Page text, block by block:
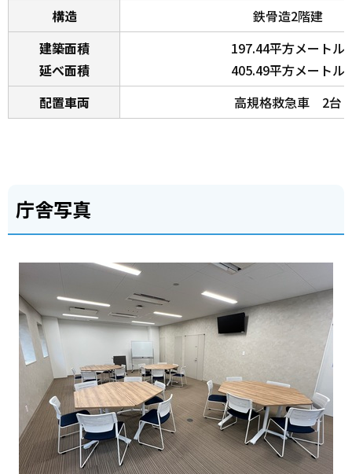
構造
鉄骨造2階建
建築面積
延べ面積
197.44平方メートル
405.49平方メートル
配置車両
高規格救急車 2台
庁舎写真